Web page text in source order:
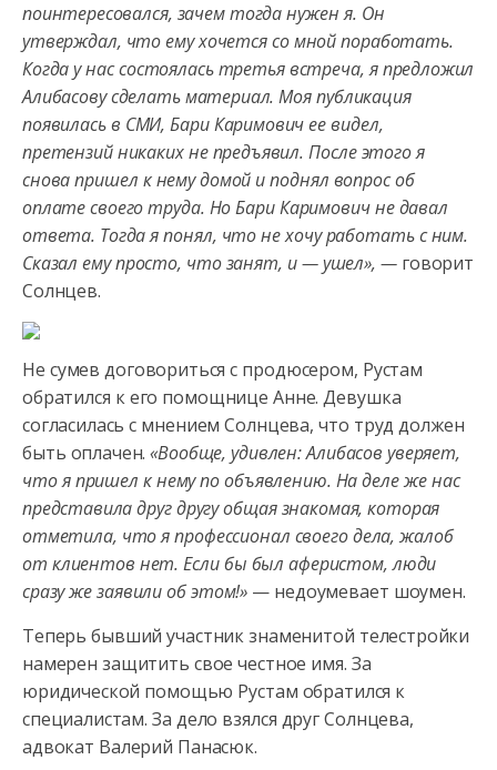
поинтересовался, зачем тогда нужен я. Он
утверждал, что ему хочется со мной поработать.
Когда у нас состоялась третья встреча, я предложил
Алибасову сделать материал. Моя публикация
появилась в СМИ, Бари Каримович ее видел,
претензий никаких не предъявил. После этого я
снова пришел к нему домой и поднял вопрос об
оплате своего труда. Но Бари Каримович не давал
ответа. Тогда я понял, что не хочу работать с ним.
Сказал ему просто, что занят, и — ушел», — говорит
Солнцев.
Не сумев договориться с продюсером, Рустам
обратился к его помощнице Анне. Девушка
согласилась с мнением Солнцева, что труд должен
быть оплачен.«Вообще, удивлен: Алибасов уверяет,
что я пришел к нему по объявлению. На деле же нас
представила друг другу общая знакомая, которая
отметила, что я профессионал своего дела, жалоб
от клиентов нет. Если бы был аферистом, люди
сразу же заявили об этом!» — недоумевает шоумен.
Теперь бывший участник знаменитой телестройки
намерен защитить свое честное имя. За
юридической помощью Рустам обратился к
специалистам. За дело взялся друг Солнцева,
адвокат Валерий Панасюк.